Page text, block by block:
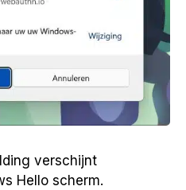
verschijnt
Hello scherm.